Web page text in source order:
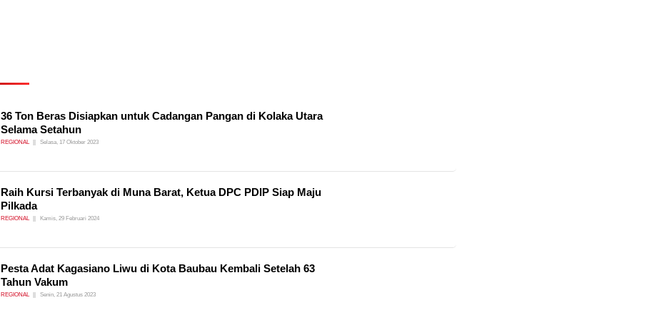
36 Ton Beras Disiapkan untuk Cadangan Pangan di Kolaka Utara
Selama Setahun
REGIONAL Selasa, 17 Oktober 2023
Raih Kursi Terbanyak di Muna Barat, Ketua DPC PDIP Siap Maju
Pilkada
REGIONAL Kamis, 29 Februari 2024
Pesta Adat Kagasiano Liwu di Kota Baubau Kembali Setelah 63
Tahun Vakum
REGIONAL Senin, 21 Agustus 2023